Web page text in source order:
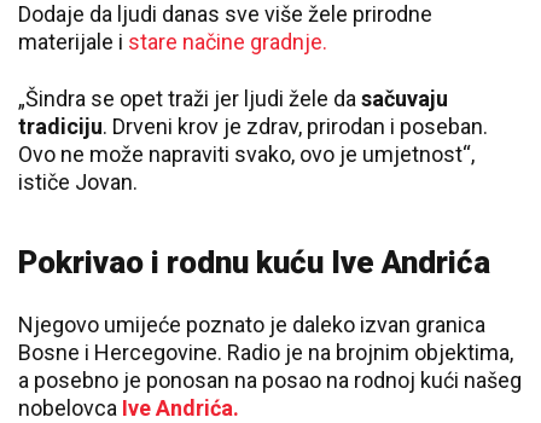
Dodaje da ljudi danas sve više žele prirodne
materijale i stare načine gradnje.
„Šindra se opet traži jer ljudi žele dasačuvaju
tradiciju. Drveni krov je zdrav, prirodan i poseban.
Ovo ne može napraviti svako, ovo je umjetnost“,
ističe Jovan.
Pokrivao i rodnu kuću Ive Andrića
Njegovo umijeće poznato je daleko izvan granica
Bosne i Hercegovine. Radio je na brojnim objektima,
a posebno je ponosan na posao na rodnoj kući našeg
nobelovca Ive Andrića.